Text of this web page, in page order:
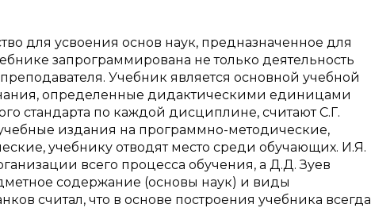
для усвоения основ наук, предназначенное для
запрограммирована не только деятельность
Учебник является основной учебной
определенные дидактическими единицами
стандарта по каждой дисциплине, считают С.Г.
издания на программно-методические,
учебнику отводят место среди обучающих. И.Я.
всего процесса обучения, а Д.Д. Зуев
содержание (основы наук) и виды
считал, что в основе построения учебника всегда